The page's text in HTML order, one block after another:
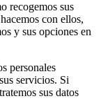
recogemos sus
con ellos,
y sus opciones en
personales
servicios. Si
sus datos